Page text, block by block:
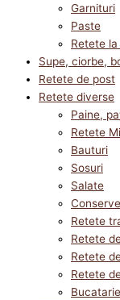
Garnituri
Paste
Retete
Supe, ciorbe,
Retete de post
Retete diverse
Paine,
Retete
Bauturi
Sosuri
Salate
Conserve
Retete
Retete
Retete
Retete